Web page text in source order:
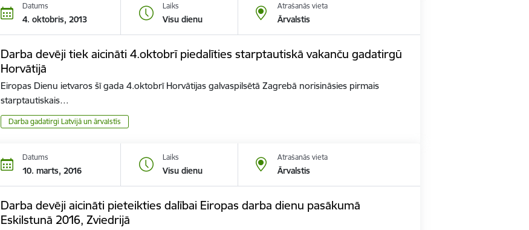
Datums
4. oktobris, 2013
Laiks
Visu dienu
Atrašanās vieta
Ārvalstis
Darba devēji tiek aicināti 4.oktobrī piedalīties starptautiskā vakanču gadatirgū
Horvātijā
Eiropas Dienu ietvaros šī gada 4.oktobrī Horvātijas galvaspilsētā Zagrebā norisināsies pirmais
starptautiskais…
Darba gadatirgi Latvijā un ārvalstīs
Datums
10. marts, 2016
Laiks
Visu dienu
Atrašanās vieta
Ārvalstis
Darba devēji aicināti pieteikties dalībai Eiropas darba dienu pasākumā
Eskilstunā 2016, Zviedrijā